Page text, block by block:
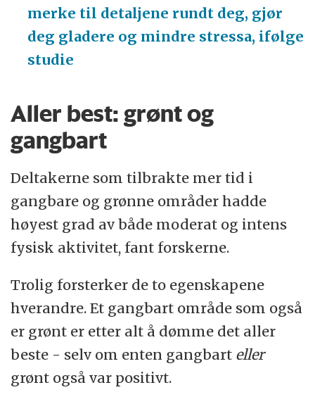
merke til detaljene rundt deg, gjør
deg gladere og mindre stressa, ifølge
studie
Aller best: grønt og
gangbart
Deltakerne som tilbrakte mer tid i
gangbare og grønne områder hadde
høyest grad av både moderat og intens
fysisk aktivitet, fant forskerne.
Trolig forsterker de to egenskapene
hverandre. Et gangbart område som også
er grønt er etter alt å dømme det aller
beste - selv om enten gangbart eller
grønt også var positivt.